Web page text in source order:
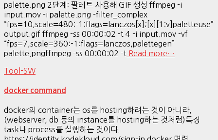
palette.png 2단계: 팔레트 사용해 GIF 생성 ffmpeg -i
input.mov -i palette.png -filter_complex
“fps=10,scale=480:-1:flags=lanczos[x];[x][1:v]paletteuse”
output.gif ffmpeg -ss 00:00:02 -t 4 -i input.mov -vf
“fps=7,scale=360:-1:flags=lanczos,palettegen”
palette.pngffmpeg -ss 00:00:02 -t Read more…
Tool-SW
docker command
docker의 container는 os를 hosting하려는 것이 아니라,
(webserver, db 등의 instance를 hosting하는 것처럼)특정
task나 process를 실행하는 것이다.